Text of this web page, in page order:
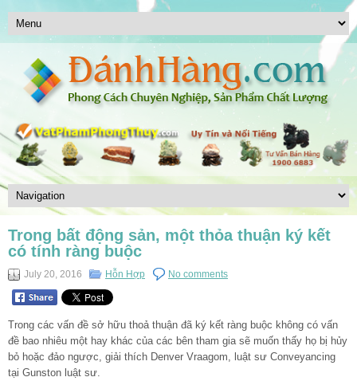
Trong bất động sản, một thỏa thuận ký kết
có tính ràng buộc
July 20, 2016 Hỗn Hợp No comments
Trong các vấn đề sở hữu thoả thuận đã ký kết ràng buộc không có vấn
đề bao nhiêu một hay khác của các bên tham gia sẽ muốn thấy họ bị hủy
bỏ hoặc đảo ngược, giải thích Denver Vraagom, luật sư Conveyancing
tại Gunston luật sư.